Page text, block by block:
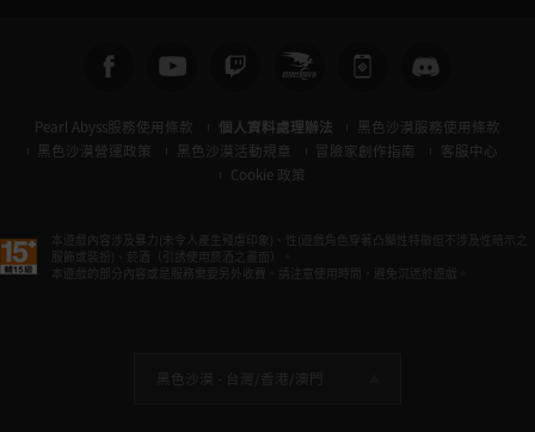
Pearl Abyss服務使用條款 個人資料處理辦法
黑色沙漠服務使用條款
黑色沙漠營運政策
黑色沙漠活動規章 冒險家創作指南
客服中心
Cookie 政策
本遊戲內容涉及暴力(未令人產生殘虐印象)、性(遊戲角色穿著凸顯性特徵但不涉及性暗示之
服飾或裝扮)、菸酒（引誘使用菸酒之畫面）。
本遊戲的部分內容或是服務需要另外收費。請注意使用時間，避免沉迷於遊戲。
黑色沙漠 - 台灣/香港/澳門